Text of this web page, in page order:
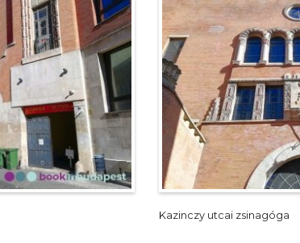
Kazinczy utcai zsinagóga